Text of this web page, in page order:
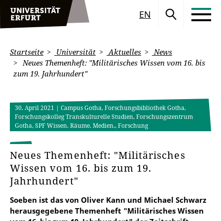
EN
Startseite Universität Aktuelles
News
Neues Themenheft: "Militärisches Wissen vom 16. bis
zum 19. Jahrhundert"
30. April 2021 | Campus Gotha, Forschungsbibliothek Gotha,
Forschungskolleg Transkulturelle Studien, Forschungszentrum
Gotha, SPF Wissen. Räume. Medien., Forschung
Neues Themenheft: "Militärisches
Wissen vom 16. bis zum 19.
Jahrhundert"
Soeben ist das von Oliver Kann und Michael Schwarz
herausgegebene Themenheft "Militärisches Wissen